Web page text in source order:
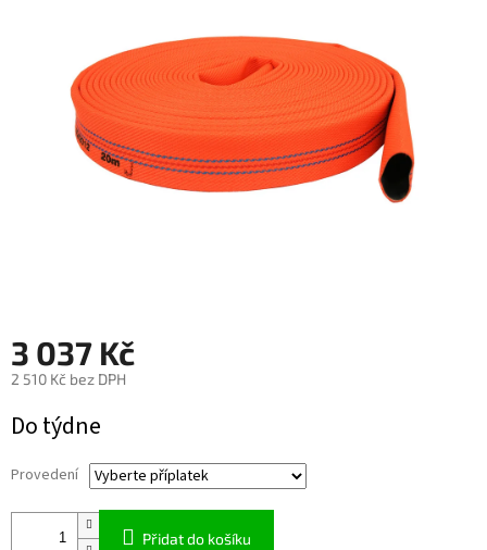
3 037 Kč
2 510 Kč bez DPH
cena:
Do týdne
Provedení
Přidat do košíku